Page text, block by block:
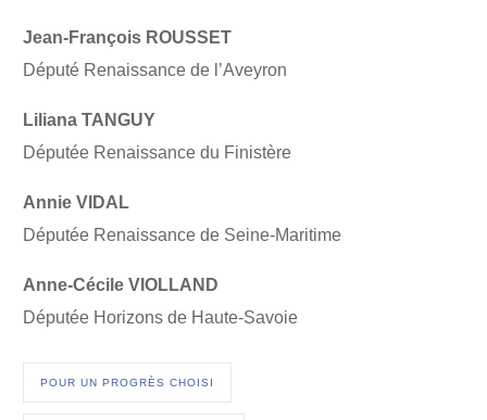
Jean-François ROUSSET
Député Renaissance de l’Aveyron
Liliana TANGUY
Députée Renaissance du Finistère
Annie VIDAL
Députée Renaissance de Seine-Maritime
Anne-Cécile VIOLLAND
Députée Horizons de Haute-Savoie
POUR UN PROGRÈS CHOISI